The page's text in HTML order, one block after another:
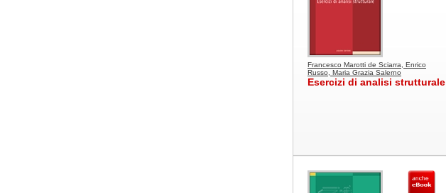
Francesco Marotti de Sciarra, Enrico
Russo, Maria Grazia Salerno
Esercizi di analisi strutturale